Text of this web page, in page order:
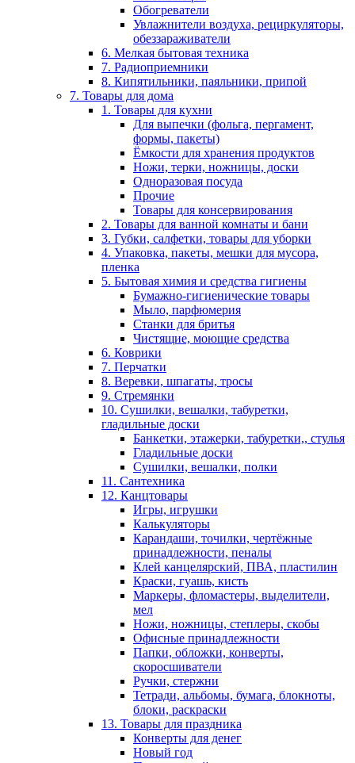
Обогреватели
Увлажнители воздуха, рециркуляторы,
обеззараживатели
6. Мелкая бытовая техника
7. Радиоприемники
8. Кипятильники, паяльники, припой
7. Товары для дома
1. Товары для кухни
Для выпечки (фольга, пергамент,
формы, пакеты)
Ёмкости для хранения продуктов
Ножи, терки, ножницы, доски
Одноразовая посуда
Прочие
Товары для консервирования
2. Товары для ванной комнаты и бани
3. Губки, салфетки, товары для уборки
4. Упаковка, пакеты, мешки для мусора,
пленка
5. Бытовая химия и средства гигиены
Бумажно-гигиенические товары
Мыло, парфюмерия
Станки для бритья
Чистящие, моющие средства
6. Коврики
7. Перчатки
8. Веревки, шпагаты, тросы
9. Стремянки
10. Сушилки, вешалки, табуретки,
гладильные доски
Банкетки, этажерки, табуретки,, стулья
Гладильные доски
Сушилки, вешалки, полки
11. Сантехника
12. Канцтовары
Игры, игрушки
Калькуляторы
Карандаши, точилки, чертёжные
принадлежности, пеналы
Клей канцелярский, ПВА, пластилин
Краски, гуашь, кисть
Маркеры, фломастеры, выделители,
мел
Ножи, ножницы, степлеры, скобы
Офисные принадлежности
Папки, обложки, конверты,
скоросшиватели
Ручки, стержни
Тетради, альбомы, бумага, блокноты,
блоки, раскраски
13. Товары для праздника
Конверты для денег
Новый год